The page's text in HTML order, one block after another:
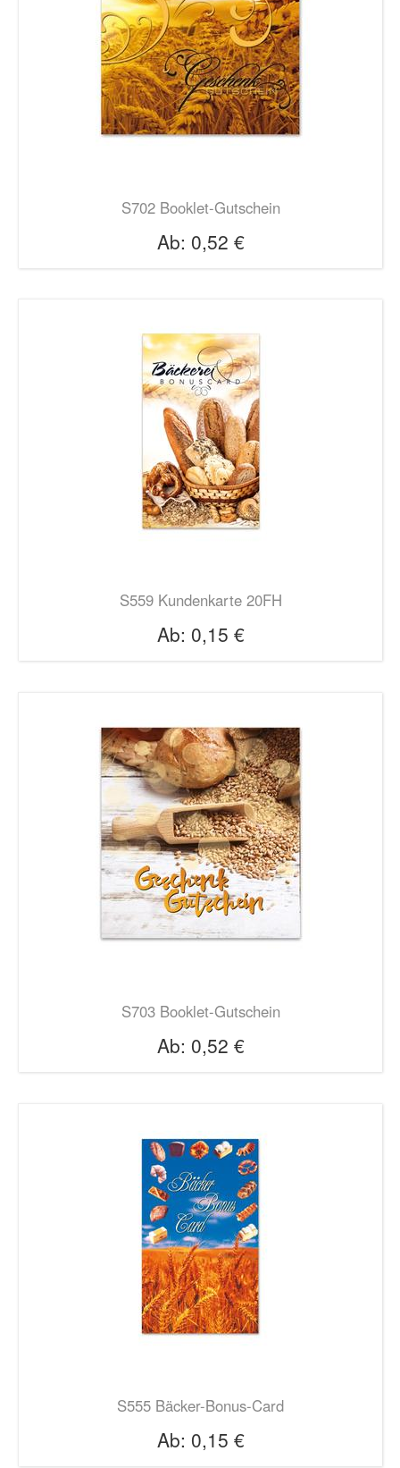
S702 Booklet-Gutschein
Ab: 0,52 €
S559 Kundenkarte 20FH
Ab: 0,15 €
S703 Booklet-Gutschein
Ab: 0,52 €
S555 Bäcker-Bonus-Card
Ab: 0,15 €